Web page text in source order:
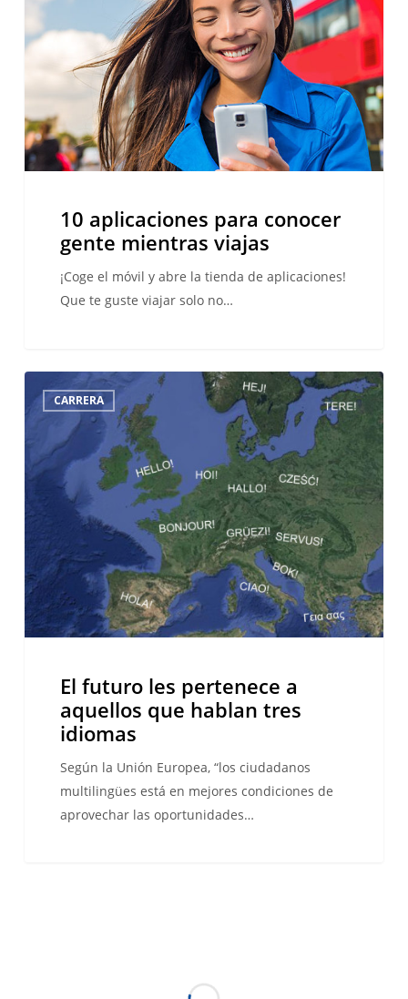
gente
mientras
viajas
10 aplicaciones para conocer
gente mientras viajas
¡Coge el móvil y abre la tienda de aplicaciones!
Que te guste viajar solo no…
futuro
pertenece
a
aquellos
que
hablan
tres
idiomas
CARRERA
El futuro les pertenece a
aquellos que hablan tres
idiomas
Según la Unión Europea, “los ciudadanos
multilingües está en mejores condiciones de
aprovechar las oportunidades…